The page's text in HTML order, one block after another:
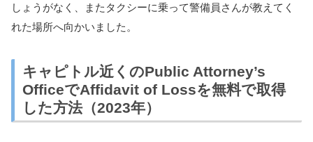
しょうがなく、またタクシーに乗って警備員さんが教えてく
れた場所へ向かいました。
キャピトル近くのPublic Attorney’s
OfficeでAffidavit of Lossを無料で取得
した方法（2023年）